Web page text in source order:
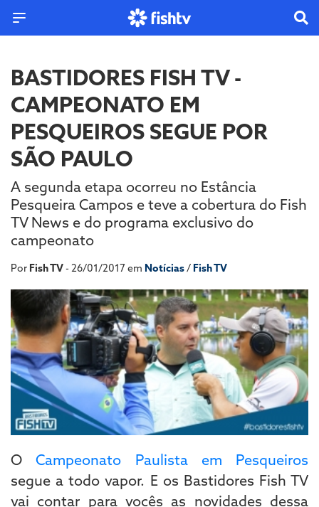
BASTIDORES FISH TV -
CAMPEONATO EM
PESQUEIROS SEGUE POR
SÃO PAULO
A segunda etapa ocorreu no Estância
Pesqueira Campos e teve a cobertura do Fish
TV News e do programa exclusivo do
campeonato
Por Fish TV- 26/01/2017 em Notícias/ Fish TV
OCampeonato Paulista em Pesqueiros
segue a todo vapor. E os Bastidores Fish TV
vai contar para vocês as novidades dessa